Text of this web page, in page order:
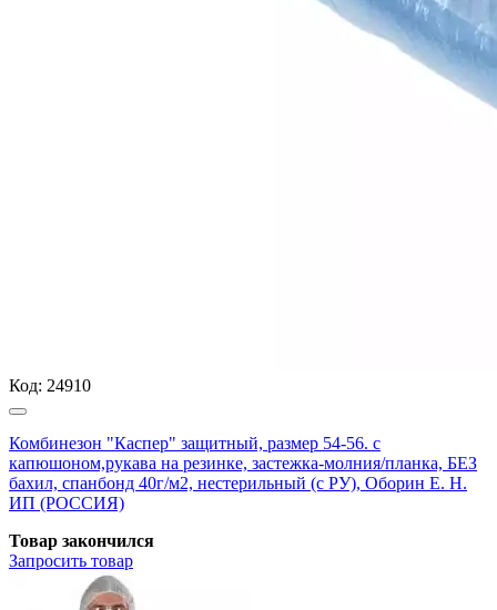
Код: 24910
Комбинезон "Каспер" защитный, размер 54-56. с
капюшоном,рукава на резинке, застежка-молния/планка, БЕЗ
бахил, спанбонд 40г/м2, нестерильный (с РУ), Оборин Е. Н.
ИП (РОССИЯ)
Товар закончился
Запросить товар